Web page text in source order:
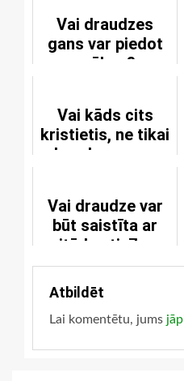
Vai draudzes
gans var piedot
grēkus?
Vai kāds cits
kristietis, ne tikai
draudzes gans,
Vai draudze var
būt saistīta ar
citādas ticības
ganiem?
Atbildēt
Lai komentētu, jums